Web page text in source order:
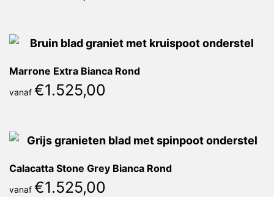
Marrone Extra Bianca Rond
vanaf €1.525,00
Calacatta Stone Grey Bianca Rond
vanaf €1.525,00